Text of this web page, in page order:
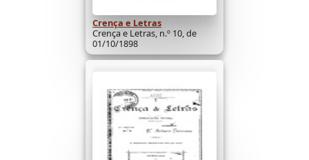
Crença e Letras
Crença e Letras, n.º 10, de
01/10/1898